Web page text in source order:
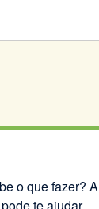
o que fazer? A
te ajudar.